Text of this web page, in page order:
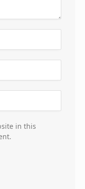
in this